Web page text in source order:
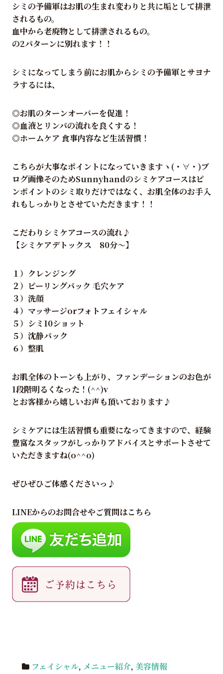
シミの予備軍はお肌の生まれ変わりと共に垢として排泄
されるもの。
血中から老廃物として排泄されるもの。
の2パターンに別れます！！
シミになってしまう前にお肌からシミの予備軍とサヨナ
ラするには、
◎お肌のターンオーバーを促進！
◎血液とリンパの流れを良くする！
◎ホームケア 食事内容など生活習慣！
こちらが大事なポイントになっていきますヽ(・∀・)ブ
ログ画像そのためSunnyhandのシミケアコースはピ
ンポイントのシミ取りだけではなく、お肌全体のお手入
れもしっかりとさせていただきます！！
こだわりシミケアコースの流れ♪
【シミケアデトックス 80分～】
１）クレンジング
２）ピーリングパック 毛穴ケア
３）洗顔
４）マッサージorフォトフェイシャル
５）シミ10ショット
５）沈静パック
６）整肌
お肌全体のトーンも上がり、ファンデーションのお色が
1段階明るくなった！(^^)v
とお客様から嬉しいお声も頂いております♪
シミケアには生活習慣も重要になってきますので、経験
豊富なスタッフがしっかりアドバイスとサポートさせて
いただきますね(o^^o)
ぜひぜひご体感くださいっ♪
LINEからのお問合せやご質問はこちら
フェイシャル, メニュー紹介, 美容情報